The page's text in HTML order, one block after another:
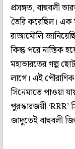
প্রসঙ্গত, বাহুবলী
তৈরি করেছিল। এক
রাজামৌলি
কিন্তু পরে নাস্তিক
মহাভারতের গল্প
লাগে। এই পৌরাণিক
সিনেমাতে পাওয়া
পুরস্কারজয়ী ‘RRR’
জাদুতেই বাহুবলী